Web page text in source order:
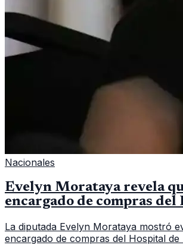
Nacionales
Evelyn Morataya revela
encargado de compras del
La diputada Evelyn Morataya mostró
encargado de compras del Hospital de